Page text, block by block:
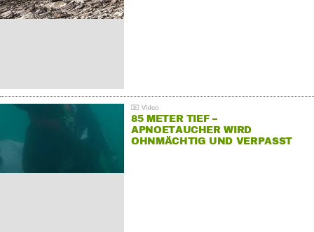
85 METER TIEF –
APNOETAUCHER WIRD
OHNMÄCHTIG UND VERPASST